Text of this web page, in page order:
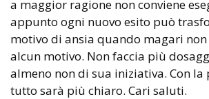
a maggior ragione non conviene
appunto ogni nuovo esito può
motivo di ansia quando magari non
alcun motivo. Non faccia più
almeno non di sua iniziativa. Con
tutto sarà più chiaro. Cari saluti.